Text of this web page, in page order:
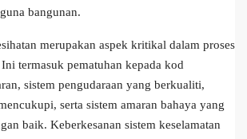
bangunan.
merupakan aspek kritikal dalam proses
termasuk pematuhan kepada kod
sistem pengudaraan yang berkualiti,
serta sistem amaran bahaya yang
baik. Keberkesanan sistem keselamatan